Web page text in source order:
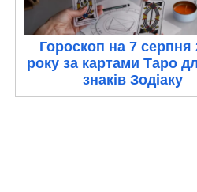
Гороскоп на 7 серпня
року за картами Таро
знаків Зодіаку